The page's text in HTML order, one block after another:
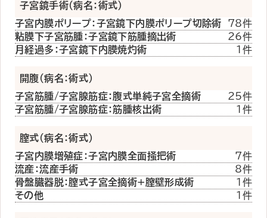
子宮鏡手術（病名：術式）
子宮内膜ポリープ：子宮鏡下内膜ポリープ切除術
78件
粘膜下子宮筋腫：子宮鏡下筋腫摘出術
26件
月経過多：子宮鏡下内膜焼灼術
1件
開腹（病名：術式）
子宮筋腫/子宮腺筋症：腹式単純子宮全摘術
25件
子宮筋腫/子宮腺筋症：筋腫核出術
1件
膣式（病名：術式）
子宮内膜増殖症：子宮内膜全面掻把術
7件
流産：流産手術
8件
骨盤臓器脱：膣式子宮全摘術+膣壁形成術
1件
その他
1件